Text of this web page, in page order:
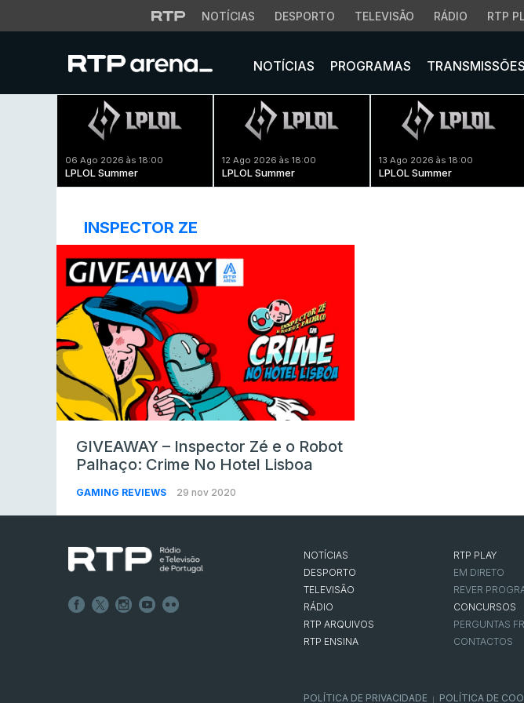
NOTÍCIAS DESPORTO TELEVISÃO RÁDIO RTP
NOTÍCIAS PROGRAMAS TRANSMISSÕES
06 Ago 2026 às 18:00
LPLOL Summer
12 Ago 2026 às 18:00
LPLOL Summer
13 Ago 2026 às 18:00
LPLOL Summer
INSPECTOR ZE
GIVEAWAY – Inspector Zé e o Robot
Palhaço: Crime No Hotel Lisboa
GAMING REVIEWS 29 nov 2020
NOTÍCIAS
DESPORTO
TELEVISÃO
RÁDIO
RTP ARQUIVOS
RTP ENSINA
RTP PLAY
EM DIRETO
REVER
CONCURSOS
PERGUNTAS
CONTACTOS
POLÍTICA DE PRIVACIDADE POLÍTICA DE